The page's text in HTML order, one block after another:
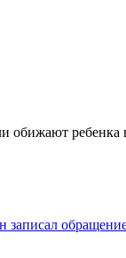
обижают
записал